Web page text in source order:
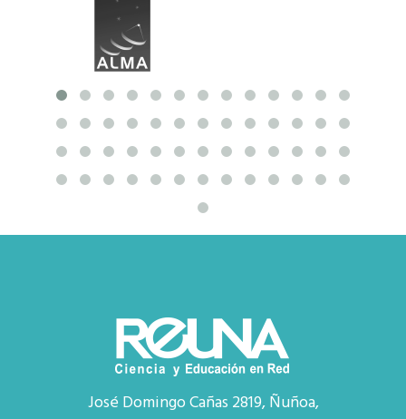
José Domingo Cañas 2819, Ñuñoa,